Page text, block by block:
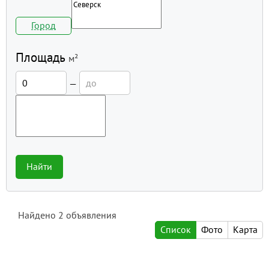
Город
Площадь м²
—
Найти
Найдено 2 объявления
Список
Фото Карта